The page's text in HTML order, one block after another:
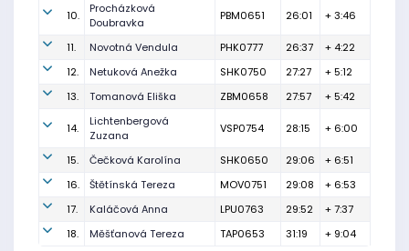
10.
Procházková
Doubravka
PBM0651 26:01 + 3:46
11. Novotná Vendula PHK0777 26:37
+ 4:22
12.
Netuková Anežka SHK0750 27:27
+ 5:12
13.
Tomanová Eliška ZBM0658 27:57 + 5:42
14.
Lichtenbergová
Zuzana
VSP0754 28:15 + 6:00
15. Čečková Karolína SHK0650 29:06
+ 6:51
16.
Štětínská Tereza MOV0751 29:08
+ 6:53
17.
Kaláčová Anna LPU0763 29:52
+ 7:37
18.
Měšťanová Tereza TAP0653 31:19 + 9:04